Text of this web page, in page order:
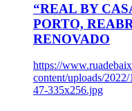
“REAL BY
PORTO,
RENOVADO
https://
content/uploads/
47-335x256.jpg